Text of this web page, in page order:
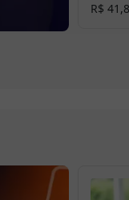
R$